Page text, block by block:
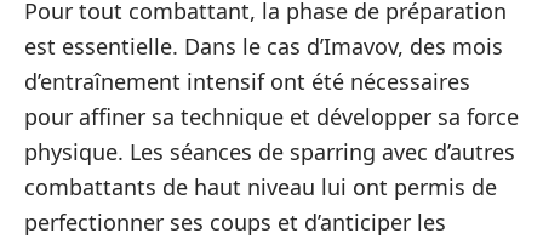
Pour tout combattant, la phase de préparation
est essentielle. Dans le cas d’Imavov, des mois
d’entraînement intensif ont été nécessaires
pour affiner sa technique et développer sa force
physique. Les séances de sparring avec d’autres
combattants de haut niveau lui ont permis de
perfectionner ses coups et d’anticiper les